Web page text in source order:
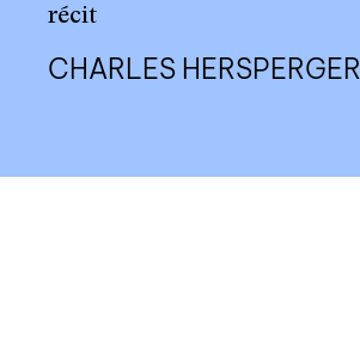
récit
CHARLES HERSPERGER